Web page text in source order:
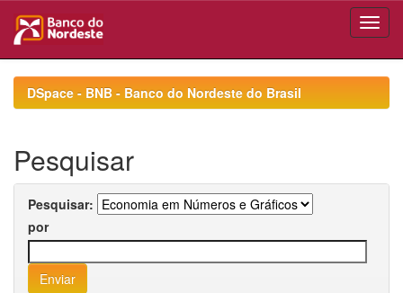
navigationDSpace - BNB - Banco do Nordeste do Brasil
Pesquisar
Pesquisar:
por